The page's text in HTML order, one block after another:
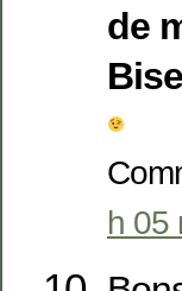
de
h 05